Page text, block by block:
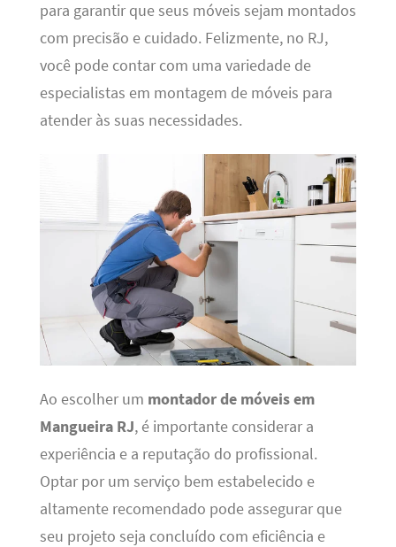
para garantir que seus móveis sejam montados
com precisão e cuidado. Felizmente, no RJ,
você pode contar com uma variedade de
especialistas em montagem de móveis para
atender às suas necessidades.
Ao escolher um montador de móveis em
Mangueira RJ, é importante considerar a
experiência e a reputação do profissional.
Optar por um serviço bem estabelecido e
altamente recomendado pode assegurar que
seu projeto seja concluído com eficiência e